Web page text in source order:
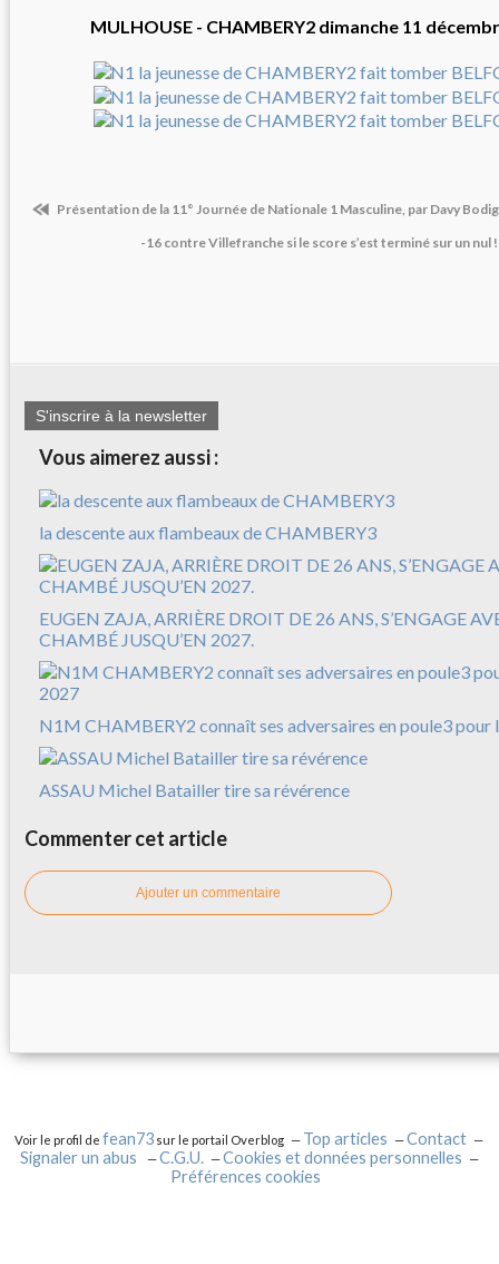
MULHOUSE - CHAMBERY2 dimanche 11
Présentation de la 11° Journée de Nationale 1 Masculine, par Davy
-16 contre Villefranche si le score s’est terminé sur un nul
S'inscrire à la newsletter
Vous aimerez aussi :
la descente aux flambeaux de CHAMBERY3
EUGEN ZAJA, ARRIÈRE DROIT DE 26 ANS, S’ENGAGE
CHAMBÉ JUSQU’EN 2027.
N1M CHAMBERY2 connaît ses adversaires en poule3 pour
ASSAU Michel Batailler tire sa révérence
Commenter cet article
Ajouter un commentaire
Voir le profil defean73 sur le portail Overblog Top articles
Contact
Signaler un abus
C.G.U.
Cookies et données personnelles
Préférences cookies